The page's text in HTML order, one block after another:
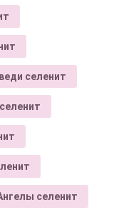
селенит
селенит